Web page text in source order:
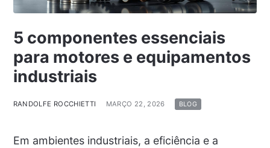
5 componentes essenciais
para motores e equipamentos
industriais
RANDOLFE ROCCHIETTI MARÇO 22, 2026 BLOG
Em ambientes industriais, a eficiência e a